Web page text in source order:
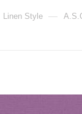
Linen Style —